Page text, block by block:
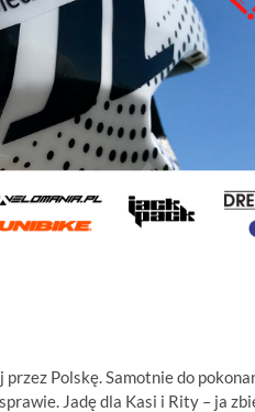
Polskę. Samotnie do
Jadę dla Kasi i Rity – ja